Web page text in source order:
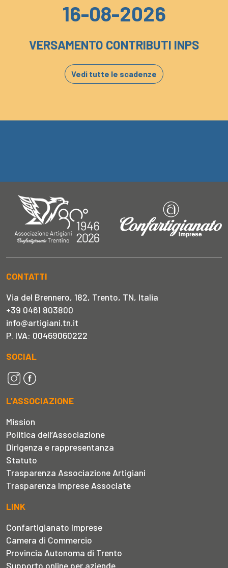
16-08-2026
VERSAMENTO CONTRIBUTI INPS
Vedi tutte le scadenze
CONTATTI
Via del Brennero, 182, Trento, TN, Italia
+39 0461 803800
info@artigiani.tn.it
P. IVA: 00469060222
SOCIAL
L’ASSOCIAZIONE
Mission
Politica dell’Associazione
Dirigenza e rappresentanza
Statuto
Trasparenza Associazione Artigiani
Trasparenza Imprese Associate
LINK
Confartigianato Imprese
Camera di Commercio
Provincia Autonoma di Trento
Supporto online per aziende